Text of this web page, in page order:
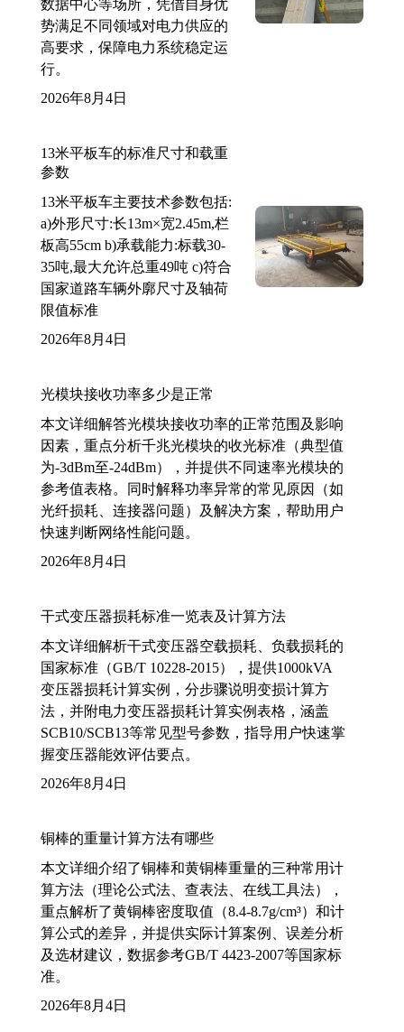
数据中心等场所，凭借自身优
势满足不同领域对电力供应的
高要求，保障电力系统稳定运
行。
2026年8月4日
13米平板车的标准尺寸和载重
参数
13米平板车主要技术参数包括:
a)外形尺寸:长13m×宽2.45m,栏
板高55cm b)承载能力:标载30-
35吨,最大允许总重49吨 c)符合
国家道路车辆外廓尺寸及轴荷
限值标准
2026年8月4日
光模块接收功率多少是正常
本文详细解答光模块接收功率的正常范围及影响
因素，重点分析千兆光模块的收光标准（典型值
为-3dBm至-24dBm），并提供不同速率光模块的
参考值表格。同时解释功率异常的常见原因（如
光纤损耗、连接器问题）及解决方案，帮助用户
快速判断网络性能问题。
2026年8月4日
干式变压器损耗标准一览表及计算方法
本文详细解析干式变压器空载损耗、负载损耗的
国家标准（GB/T 10228-2015），提供1000kVA
变压器损耗计算实例，分步骤说明变损计算方
法，并附电力变压器损耗计算实例表格，涵盖
SCB10/SCB13等常见型号参数，指导用户快速掌
握变压器能效评估要点。
2026年8月4日
铜棒的重量计算方法有哪些
本文详细介绍了铜棒和黄铜棒重量的三种常用计
算方法（理论公式法、查表法、在线工具法），
重点解析了黄铜棒密度取值（8.4-8.7g/cm³）和计
算公式的差异，并提供实际计算案例、误差分析
及选材建议，数据参考GB/T 4423-2007等国家标
准。
2026年8月4日